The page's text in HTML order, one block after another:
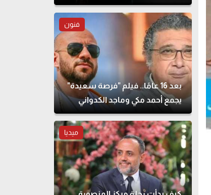
نفسه
فنون
بعد 16 عامًا.. فيلم "فرصة سعيدة"
يجمع أحمد مكي وماجد الكدواني
مجددًا
ميديا